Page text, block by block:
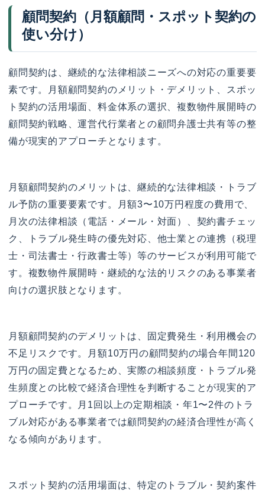
顧問契約（月額顧問・スポット契約の
使い分け）
顧問契約は、継続的な法律相談ニーズへの対応の重要要
素です。月額顧問契約のメリット・デメリット、スポッ
ト契約の活用場面、料金体系の選択、複数物件展開時の
顧問契約戦略、運営代行業者との顧問弁護士共有等の整
備が現実的アプローチとなります。
月額顧問契約のメリットは、継続的な法律相談・トラブ
ル予防の重要要素です。月額3〜10万円程度の費用で、
月次の法律相談（電話・メール・対面）、契約書チェッ
ク、トラブル発生時の優先対応、他士業との連携（税理
士・司法書士・行政書士等）等のサービスが利用可能で
す。複数物件展開時・継続的な法的リスクのある事業者
向けの選択肢となります。
月額顧問契約のデメリットは、固定費発生・利用機会の
不足リスクです。月額10万円の顧問契約の場合年間120
万円の固定費となるため、実際の相談頻度・トラブル発
生頻度との比較で経済合理性を判断することが現実的ア
プローチです。月1回以上の定期相談・年1〜2件のトラ
ブル対応がある事業者では顧問契約の経済合理性が高く
なる傾向があります。
スポット契約の活用場面は、特定のトラブル・契約案件